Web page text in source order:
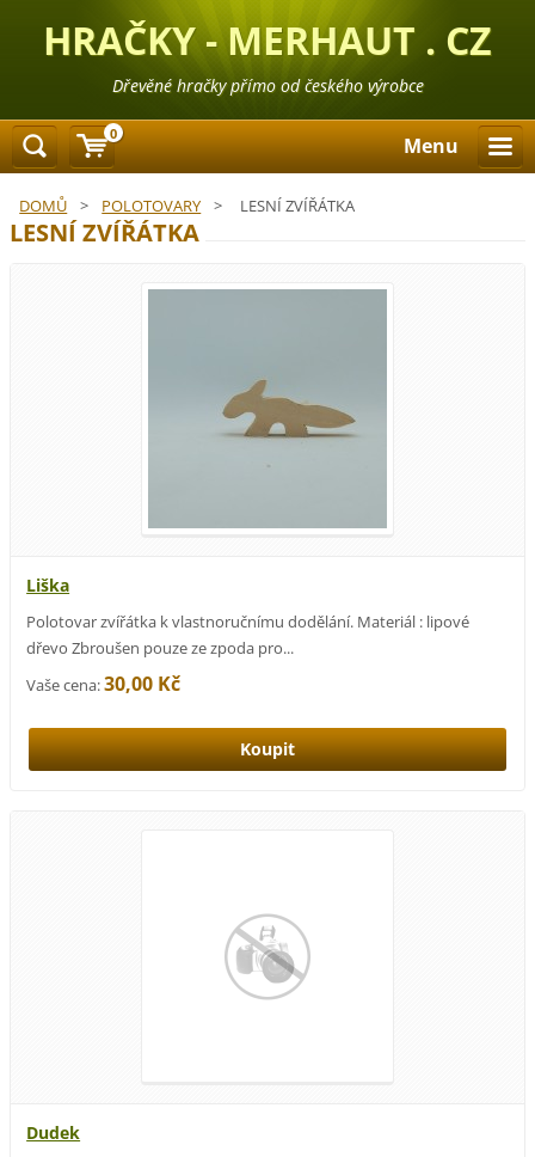
HRAČKY - MERHAUT . CZ
Dřevěné hračky přímo od českého výrobce
Menu
DOMŮ > POLOTOVARY > LESNÍ ZVÍŘÁTKA
LESNÍ ZVÍŘÁTKA
Liška
Polotovar zvířátka k vlastnoručnímu dodělání. Materiál : lipové
dřevo Zbroušen pouze ze zpoda pro...
Vaše cena:30,00 Kč
Dudek
0